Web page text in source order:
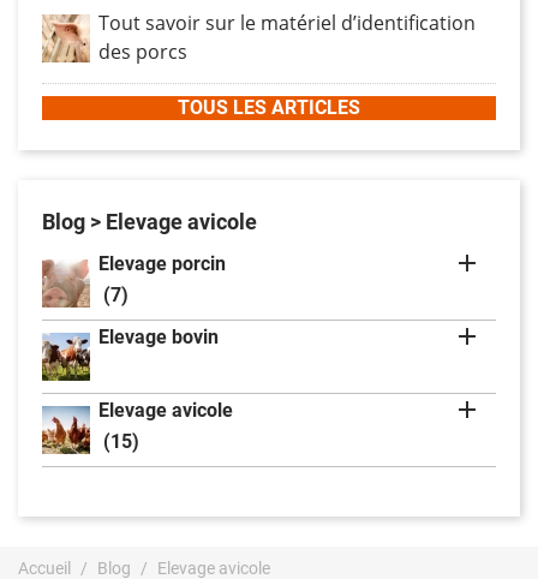
Tout savoir sur le matériel d’identification
des porcs
TOUS LES ARTICLES
Blog > Elevage avicole
Elevage porcin
(7)

Elevage bovin 
Elevage avicole
(15)

Accueil Blog Elevage avicole